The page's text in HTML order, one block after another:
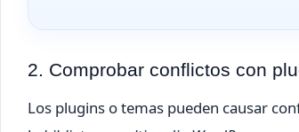
2. Comprobar conflictos con
Los plugins o temas pueden causar